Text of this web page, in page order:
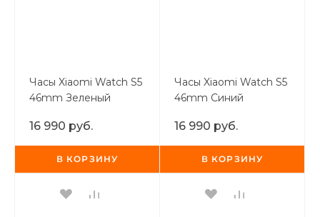
раз в 2 недели
Часы Xiaomi Watch S5
46mm Зеленый
16 990 руб.
В КОРЗИНУ
Часы Xiaomi Watch S5
46mm Синий
16 990 руб.
В КОРЗИНУ